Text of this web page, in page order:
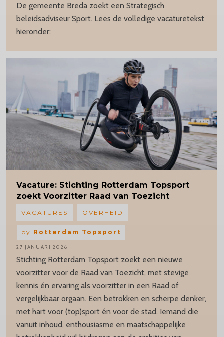
De gemeente Breda zoekt een Strategisch
beleidsadviseur Sport. Lees de volledige vacaturetekst
hieronder:
Vacature: Stichting Rotterdam Topsport
zoekt Voorzitter Raad van Toezicht
Stichting Rotterdam Topsport zoekt een nieuwe
voorzitter voor de Raad van Toezicht, met stevige
kennis én ervaring als voorzitter in een Raad of
vergelijkbaar orgaan. Een betrokken en scherpe denker,
met hart voor (top)sport én voor de stad. Iemand die
vanuit inhoud, enthousiasme en maatschappelijke
VACATURES OVERHEID
by Rotterdam Topsport
27 JANUARI 2026